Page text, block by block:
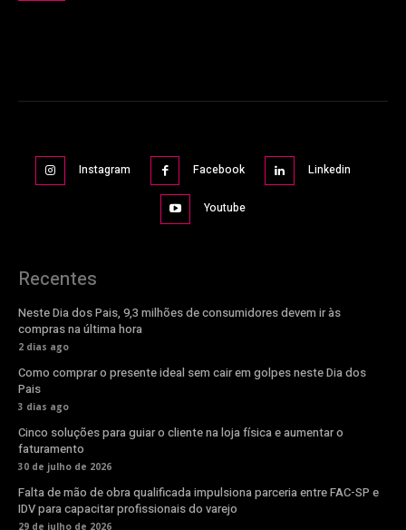
Instagram Facebook Linkedin
Youtube
Recentes
Neste Dia dos Pais, 9,3 milhões de consumidores devem ir às
compras na última hora
2 dias ago
Como comprar o presente ideal sem cair em golpes neste Dia dos
Pais
3 dias ago
Cinco soluções para guiar o cliente na loja física e aumentar o
faturamento
30 de julho de 2026
Falta de mão de obra qualificada impulsiona parceria entre FAC-SP e
IDV para capacitar profissionais do varejo
29 de julho de 2026